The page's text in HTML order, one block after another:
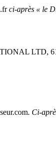
ci-après « le
LTD,
Ci-